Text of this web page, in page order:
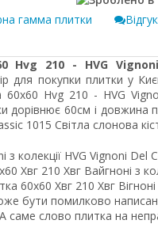
гамма плитки
Hvg 210 - HVG Vignoni
для покупки плитки у
60x60 Hvg 210 - HVG
дорівнює 60см і
1015 Світла слонова
з колекції HVG Vignoni
Хвг 210 Хвг Вайгноні з
60x60 Хвг 210 Хвг Вігноні
бути помилково
слово плитка на